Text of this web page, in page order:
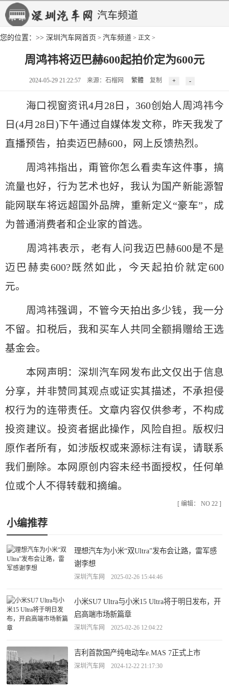
汽车频道
您的位置：>> 深圳汽车网首页 > 汽车频道 > 正文 >
周鸿祎将迈巴赫600起拍价定为600元
2024-05-29 21:22:57 来源：石榴网 繁體 复制
海口视窗资讯4月28日，360创始人周鸿祎今
日(4月28日)下午通过自媒体发文称，昨天我发了
直播预告，拍卖迈巴赫600，网上反馈热烈。
周鸿祎指出，甭管你怎么看卖车这件事，搞
流量也好，行为艺术也好，我认为国产新能源智
能网联车将远超国外品牌，重新定义“豪车”，成
为普通消费者和企业家的首选。
周鸿祎表示，老有人问我迈巴赫600是不是
迈巴赫卖600?既然如此，今天起拍价就定600
元。
周鸿祎强调，不管今天拍出多少钱，我一分
不留。扣税后，我和买车人共同全额捐赠给王选
基金会。
本网声明：深圳汽车网发布此文仅出于信息
分享，并非赞同其观点或证实其描述，不承担侵
权行为的连带责任。文章内容仅供参考，不构成
投资建议。投资者据此操作，风险自担。版权归
原作者所有，如涉版权或来源标注有误，请联系
我们删除。本网原创内容未经书面授权，任何单
位或个人不得转载和摘编。
[ 编辑： NO 22 ]
小编推荐
理想汽车为小米“双Ultra”发布会让路，雷军感
谢李想
深圳汽车网 2025-02-26 15:44:46
小米SU7 Ultra与小米15 Ultra将于明日发布，开
启高端市场新篇章
深圳汽车网 2025-02-26 12:04:22
吉利首款国产纯电动车e.MAS 7正式上市
深圳汽车网 2024-12-22 21:17:30